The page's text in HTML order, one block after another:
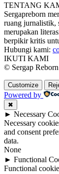
TENTANG
Sergapreborn
ruang jurnalistik,
merupakan
berpikir kritis
Hubungi kami:
IKUTI KAMI
© Sergap Reborn
Customize
Powered by
✖
► Necessary
Necessary
and consent
data.
None
► Functional
Functional